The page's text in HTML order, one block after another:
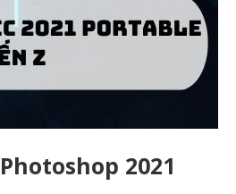
2021